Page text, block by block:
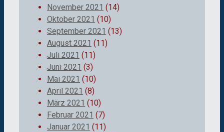
November 2021 (14)
Oktober 2021 (10)
September 2021 (13)
August 2021 (11)
Juli 2021 (11)
Juni 2021 (3)
Mai 2021 (10)
April 2021 (8)
März 2021 (10)
Februar 2021 (7)
Januar 2021 (11)